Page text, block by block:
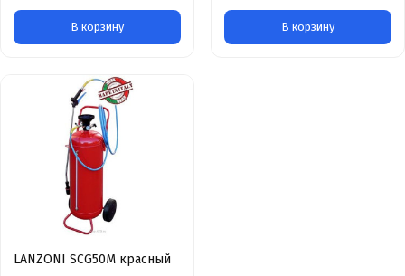
В корзину В корзину
LANZONI SCG50M красный